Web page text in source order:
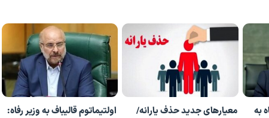
به
معیارهای جدید حذف یارانه/
اولتیماتوم قالیباف به وزیر رفاه: